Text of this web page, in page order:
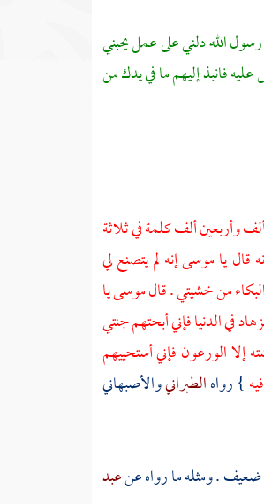
الله دلني على عمل يحبني
فانبذ إليهم ما في يدك من
ألف وأربعين ألف كلمة في ثلاثة
قال ياموسىإنه لم يتصنع لي
من خشيتي . قالموسىيا
في الدنيا فإني أبحتهم جنتي
إلا الورعون فإني أستحييهم
} رواهالطبرانيوالأصبهاني
. ومثله ما رواه عنعبد